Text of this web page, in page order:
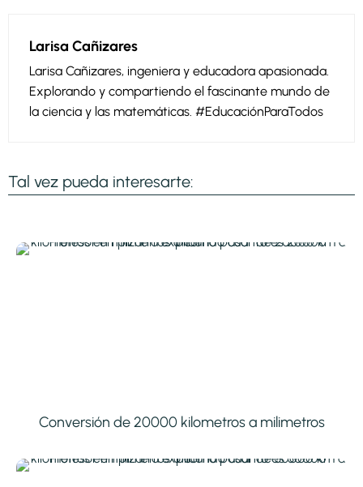
Larisa Cañizares
Larisa Cañizares, ingeniera y educadora apasionada.
Explorando y compartiendo el fascinante mundo de
la ciencia y las matemáticas. #EducaciónParaTodos
Tal vez pueda interesarte:
Conversión de 20000 kilometros a milimetros